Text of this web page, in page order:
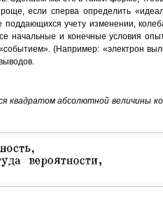
если сперва определить
учету изменении,
начальные и конечные условия
(Например: «электрон
абсолютной величины